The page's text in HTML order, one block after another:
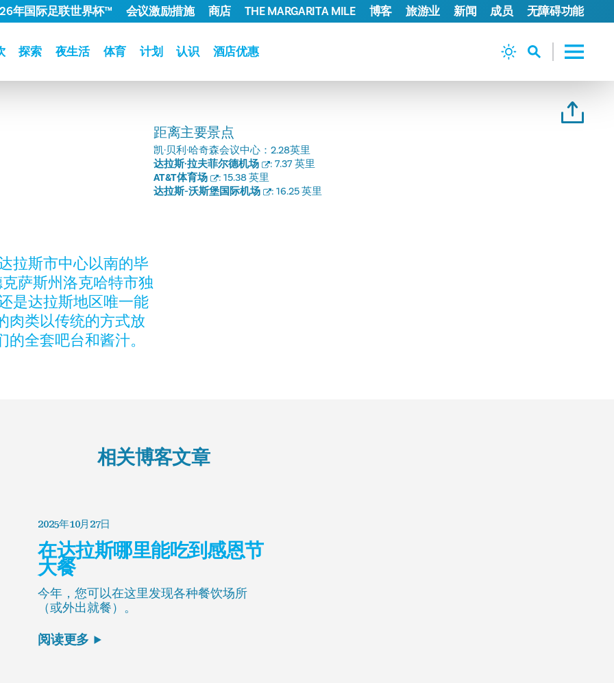
探索 夜生活 体育 计划 认识 酒店优惠
年国际足联世界杯™ 会议激励措施 商店 THE MARGARITA MILE 博客 旅游业 新闻 成员 无障碍功能
拉斯市中心以南的毕
萨斯州洛克哈特市独
是达拉斯地区唯一能
肉类以传统的方式放
全套吧台和酱汁。
距离主要景点
凯·贝利·哈奇森会议中心： 2.28英里
达拉斯·拉夫菲尔德机场
: 7.37 英里
AT&T体育场
: 15.38 英里
达拉斯-沃斯堡国际机场
: 16.25 英里
相关博客文章
2025年10月27日
在达拉斯哪里能吃到感恩节
大餐
今年，您可以在这里发现各种餐饮场所
（或外出就餐）。
阅读更多